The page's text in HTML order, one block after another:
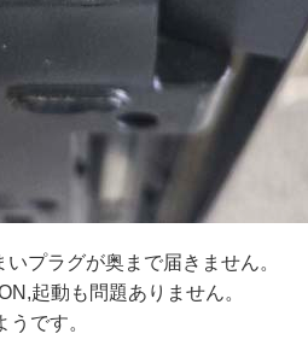
プラグが奥まで届きません。
起動も問題ありません。
です。